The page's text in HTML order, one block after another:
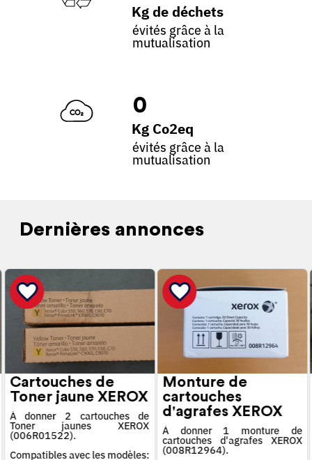
Kg de déchets
évités grâce à la
mutualisation
0
Kg Co2eq
évités grâce à la
mutualisation
Dernières annonces
Cartouches de
Toner jaune XEROX
À donner 2 cartouches de
Toner jaunes XEROX
(006R01522).
Compatibles avec les modèles:
Monture de
cartouches
d'agrafes XEROX
À donner 1 monture de
cartouches d'agrafes XEROX
(008R12964).